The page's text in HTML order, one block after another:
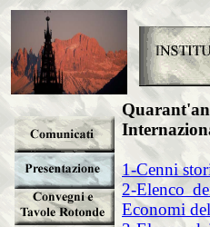
1-Cenni
2-Elenco
Economi